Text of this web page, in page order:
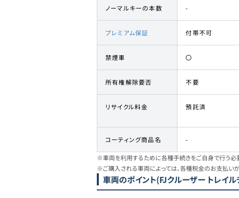
ノーマルキーの本数 -
プレミアム保証 付帯不可
禁煙車 〇
所有権解除要否 不要
リサイクル料金 預託済
コーティング商品名 -
※車両を利用するために各種手続きをご自身で行う必
※ご購入される車両によっては、各種税金のお支払い
車両のポイント(FJクルーザー トレイルチ